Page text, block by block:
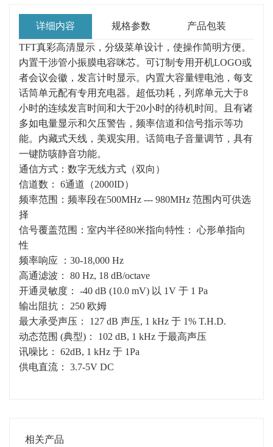
详细内容 规格参数 产品包装
TFT真彩高清显示，分级菜单设计，使操作简明方便。
内置干涉管小振膜电容咪芯。可订制专用开机LOGO或
者会议会徽，发言计时显示。内置大容量锂电池，每支
话筒单元配有专用充电器。超低功耗，列席单元大于8
小时的连续发言时间和大于20小时的待机时间。且有诸
多如电量显示和欠压警告，频率信道和信号指示等功
能。内藏式天线，美观实用。话筒电子音量调节，具有
一键防咳静音功能。
通信方式：数字无线方式（双向）
信道数： 6通道（2000ID）
频率范围：频率段在500MHz --- 980MHz 范围内可供选
择
信号覆盖范围：室内半径80米指向特性： 心形单指向
性
频率响应 ：30-18,000 Hz
高通滤波： 80 Hz, 18 dB/octave
开通灵敏度： -40 dB (10.0 mV) 以 1V 于 1 Pa
输出阻抗： 250 欧姆
最大承受声压： 127 dB 声压, 1 kHz 于 1% T.H.D.
动态范围 (典型)： 102 dB, 1 kHz 于最高声压
讯噪比： 62dB, 1 kHz 于 1Pa
供电直流： 3.7-5V DC
相关产品